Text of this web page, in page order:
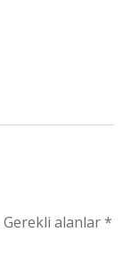
Gerekli alanlar*